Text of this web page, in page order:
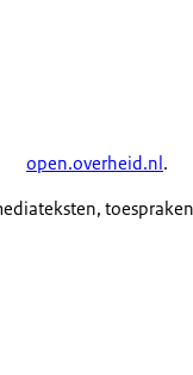
open.overheid.nl.
toespraken